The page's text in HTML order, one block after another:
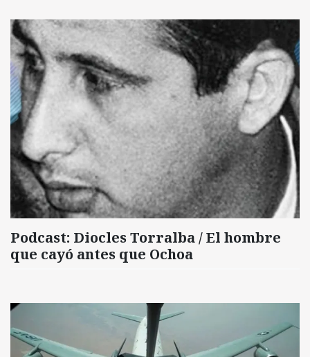
Podcast: Diocles Torralba / El hombre
que cayó antes que Ochoa